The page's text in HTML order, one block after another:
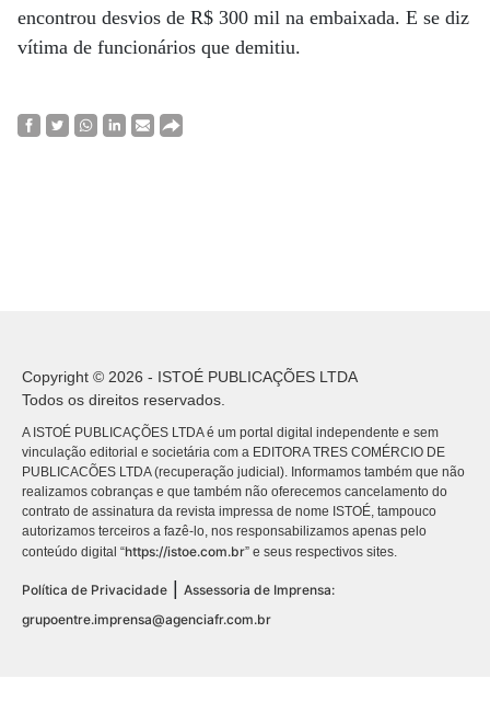
encontrou desvios de R$ 300 mil na embaixada. E se diz
vítima de funcionários que demitiu.
Copyright © 2026 - ISTOÉ PUBLICAÇÕES LTDA
Todos os direitos reservados.
A ISTOÉ PUBLICAÇÕES LTDA é um portal digital independente e sem
vinculação editorial e societária com a EDITORA TRES COMÉRCIO DE
PUBLICACÕES LTDA (recuperação judicial). Informamos também que não
realizamos cobranças e que também não oferecemos cancelamento do
contrato de assinatura da revista impressa de nome ISTOÉ, tampouco
autorizamos terceiros a fazê-lo, nos responsabilizamos apenas pelo
conteúdo digital “https://istoe.com.br” e seus respectivos sites.
Política de Privacidade
Assessoria de Imprensa:
grupoentre.imprensa@agenciafr.com.br